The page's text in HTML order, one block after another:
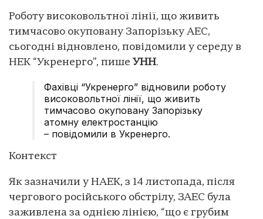
Роботу високовольтної лінії, що живить
тимчасово окуповану Запорізьку АЕС,
сьогодні відновлено, повідомили у середу в
НЕК “Укренерго”, пише УНН.
Фахівці “Укренерго” відновили роботу
високовольтної лінії, що живить
тимчасово окуповану Запорізьку
атомну електростанцію
– повідомили в Укренерго.
Контекст
Як зазначили у НАЕК, з 14 листопада, після
чергового російського обстрілу, ЗАЕС була
заживлена за однією лінією, “що є грубим